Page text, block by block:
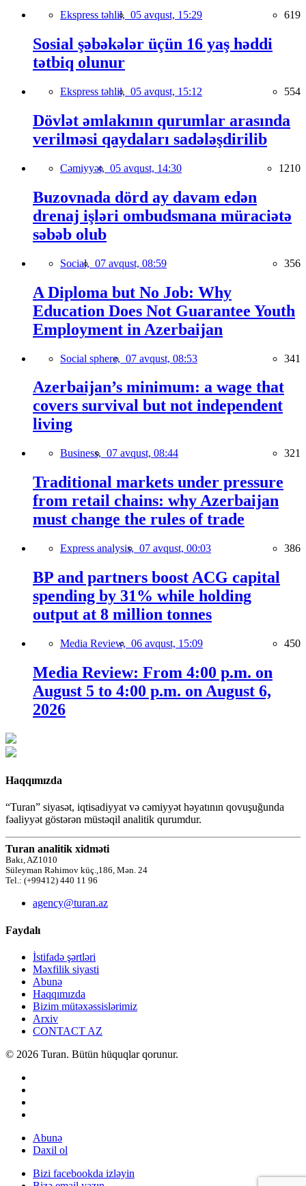
Ekspress təhlil, 05 avqust, 15:29 619
Sosial şəbəkələr üçün 16 yaş həddi
tətbiq olunur
Ekspress təhlil, 05 avqust, 15:12 554
Dövlət əmlakının qurumlar arasında
verilməsi qaydaları sadələşdirilib
Cəmiyyət, 05 avqust, 14:30 1210
Buzovnada dörd ay davam edən
drenaj işləri ombudsmana müraciətə
səbəb olub
Social, 07 avqust, 08:59 356
A Diploma but No Job: Why
Education Does Not Guarantee Youth
Employment in Azerbaijan
Social sphere, 07 avqust, 08:53 341
Azerbaijan’s minimum: a wage that
covers survival but not independent
living
Business, 07 avqust, 08:44 321
Traditional markets under pressure
from retail chains: why Azerbaijan
must change the rules of trade
Express analysis, 07 avqust, 00:03 386
BP and partners boost ACG capital
spending by 31% while holding
output at 8 million tonnes
Media Review, 06 avqust, 15:09 450
Media Review: From 4:00 p.m. on
August 5 to 4:00 p.m. on August 6,
2026
Haqqımızda
“Turan” siyasət, iqtisadiyyat və cəmiyyət həyatının qovuşuğunda
fəaliyyət göstərən müstəqil analitik qurumdur.
Turan analitik xidməti
Bakı, AZ1010
Süleyman Rəhimov küç.,186, Mən. 24
Tel.: (+99412) 440 11 96
agency@turan.az
Faydalı
İstifadə şərtləri
Məxfilik siyasti
Abunə
Haqqımızda
Bizim mütəxəssislərimiz
Arxiv
CONTACT AZ
© 2026 Turan. Bütün hüquqlar qorunur.
Abunə
Daxil ol
Bizi facebookda izləyin